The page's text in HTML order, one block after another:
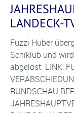
LANDECK-
Fuzzi Huber
Schiklub und
abgelöst. LINK:
RUNDSCHAU